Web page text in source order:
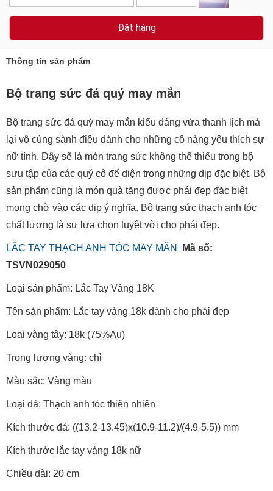
Đặt hàng
Thông tin sản phẩm
Bộ trang sức đá quý may mắn
Bộ trang sức đá quý may mắn kiểu dáng vừa thanh lịch mà
lại vô cùng sành điệu dành cho những cô nàng yêu thích sự
nữ tính. Đây sẽ là món trang sức không thể thiếu trong bộ
sưu tập của các quý cô để diện trong những dịp đặc biệt. Bộ
sản phẩm cũng là món quà tặng được phái đẹp đặc biệt
mong chờ vào các dịp ý nghĩa. Bộ trang sức thạch anh tóc
chất lượng là sự lựa chọn tuyệt vời cho phái đẹp.
LẮC TAY THẠCH ANH TÓC MAY MẮN
Mã số:
TSVN029050
Loại sản phẩm: Lắc Tay Vàng 18K
Tên sản phẩm: Lắc tay vàng 18k dành cho phái đẹp
Loại vàng tây: 18k (75%Au)
Trọng lượng vàng: chỉ
Màu sắc: Vàng màu
Loại đá: Thạch anh tóc thiên nhiên
Kích thước đá: ((13.2-13.45)x(10.9-11.2)/(4.9-5.5)) mm
Kích thước lắc tay vàng 18k nữ
Chiều dài: 20 cm